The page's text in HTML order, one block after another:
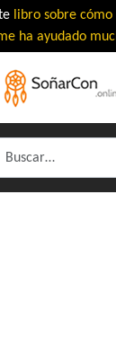
libro sobre
ha ayudado